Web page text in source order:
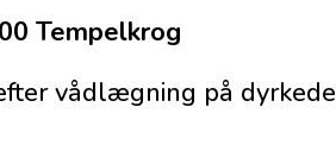
Tempelkrog
vådlægning på